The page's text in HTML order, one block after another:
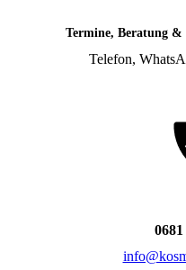
Termine, Beratung &
Telefon,